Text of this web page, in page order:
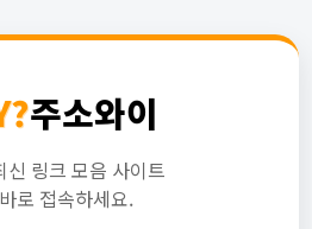
주소와이
신 링크 모음 사이트
로 접속하세요.